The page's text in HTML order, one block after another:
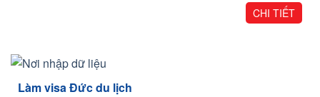
CHI TIẾT
Làm visa Đức du lịch